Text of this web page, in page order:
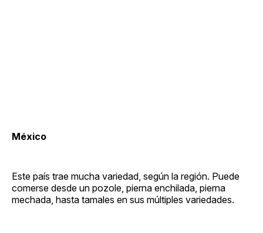
México
Este país trae mucha variedad, según la región. Puede
comerse desde un pozole, pierna enchilada, pierna
mechada, hasta tamales en sus múltiples variedades.